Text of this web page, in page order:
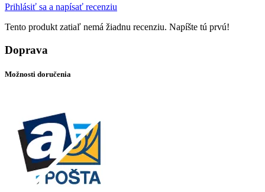
Prihlásiť sa a napísať recenziu
Tento produkt zatiaľ nemá žiadnu recenziu. Napíšte tú prvú!
Doprava
Možnosti doručenia